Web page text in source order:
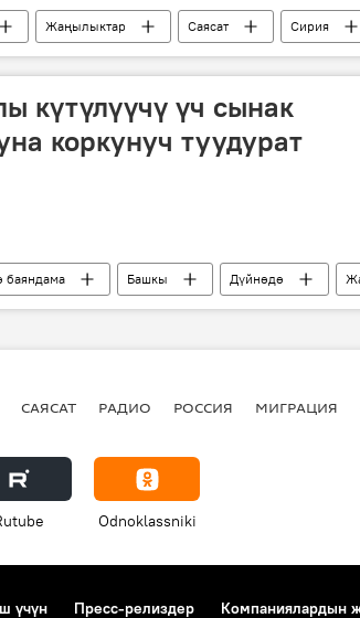
Жаңылыктар Саясат Сирия
абадан сокку коалиция
күтүлүүчү үч сынак
коркунуч туудурат
баяндама Башкы Дүйнөдө
Польша Европа
Ангела
САЯСАТ РАДИО РОССИЯ МИГРАЦИЯ
Odnoklassniki
үчүн Пресс-релиздер Компаниялардын